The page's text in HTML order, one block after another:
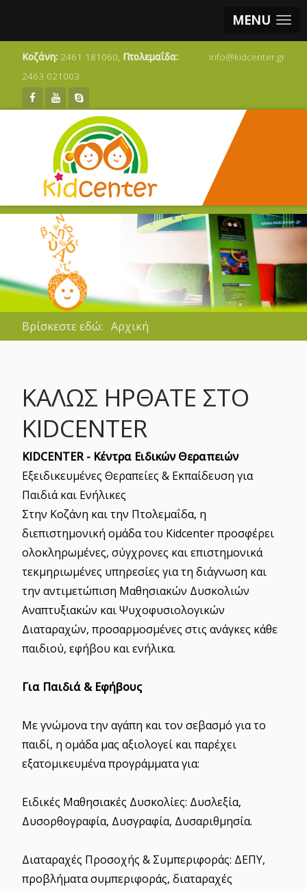
MENU
Κοζάνη: 2461 181060, Πτολεμαΐδα:
2463 021003
info@kidcenter.gr
Βρίσκεστε εδώ: Αρχική
ΚΑΛΏΣ ΉΡΘΑΤΕ ΣΤΟ
KIDCENTER
KIDCENTER - Κέντρα Ειδικών Θεραπειών
Εξειδικευμένες Θεραπείες & Εκπαίδευση για
Παιδιά και Ενήλικες
Στην Κοζάνη και την Πτολεμαΐδα, η
διεπιστημονική ομάδα του Kidcenter προσφέρει
ολοκληρωμένες, σύγχρονες και επιστημονικά
τεκμηριωμένες υπηρεσίες για τη διάγνωση και
την αντιμετώπιση Μαθησιακών Δυσκολιών
Αναπτυξιακών και Ψυχοφυσιολογικών
Διαταραχών, προσαρμοσμένες στις ανάγκες κάθε
παιδιού, εφήβου και ενήλικα.
Για Παιδιά & Εφήβους
Με γνώμονα την αγάπη και τον σεβασμό για το
παιδί, η ομάδα μας αξιολογεί και παρέχει
εξατομικευμένα προγράμματα για:
Ειδικές Μαθησιακές Δυσκολίες: Δυσλεξία,
Δυσορθογραφία, Δυσγραφία, Δυσαριθμησία.
Διαταραχές Προσοχής & Συμπεριφοράς: ΔΕΠΥ,
προβλήματα συμπεριφοράς, διαταραχές